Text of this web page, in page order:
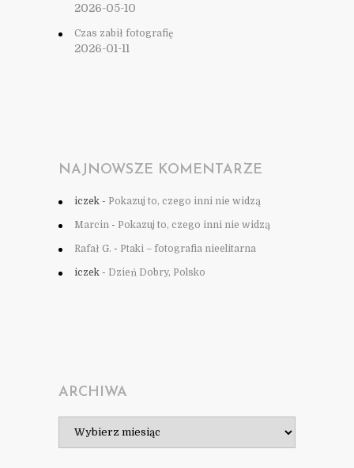
2026-05-10
Czas zabił fotografię
2026-01-11
NAJNOWSZE KOMENTARZE
iczek - Pokazuj to, czego inni nie widzą
Marcin - Pokazuj to, czego inni nie widzą
Rafał G. - Ptaki – fotografia nieelitarna
iczek - Dzień Dobry, Polsko
ARCHIWA